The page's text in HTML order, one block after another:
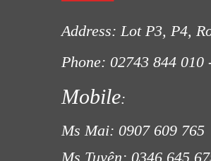
LƯỚI CHE NẮNG
Address: Lot P3, P4,
Phone: 02743 844 010
Mobile:
Ms Mai: 0907 609 765
Ms Tuyên: 0346 645